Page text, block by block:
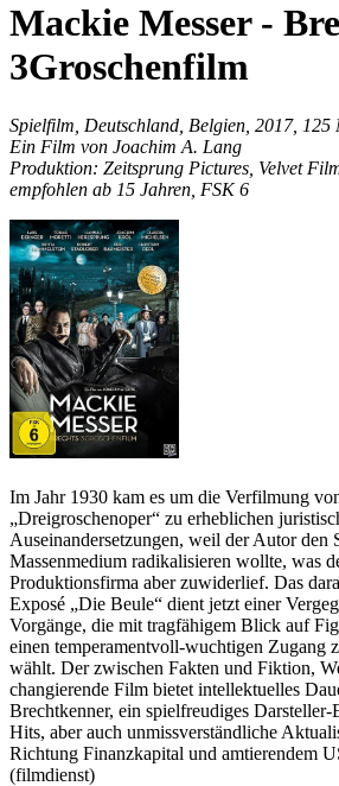
Mackie Messer -
3Groschenfilm
Spielfilm, Deutschland, Belgien, 2017, 125
Ein Film von Joachim A. Lang
Produktion: Zeitsprung Pictures, Velvet
empfohlen ab 15 Jahren, FSK 6
Im Jahr 1930 kam es um die Verfilmung
„Dreigroschenoper“ zu erheblichen
Auseinandersetzungen, weil der Autor den
Massenmedium radikalisieren wollte, was
Produktionsfirma aber zuwiderlief. Das
Exposé „Die Beule“ dient jetzt einer
Vorgänge, die mit tragfähigem Blick auf
einen temperamentvoll-wuchtigen Zugang
wählt. Der zwischen Fakten und Fiktion,
changierende Film bietet intellektuelles
Brechtkenner, ein spielfreudiges
Hits, aber auch unmissverständliche
Richtung Finanzkapital und amtierendem
(filmdienst)